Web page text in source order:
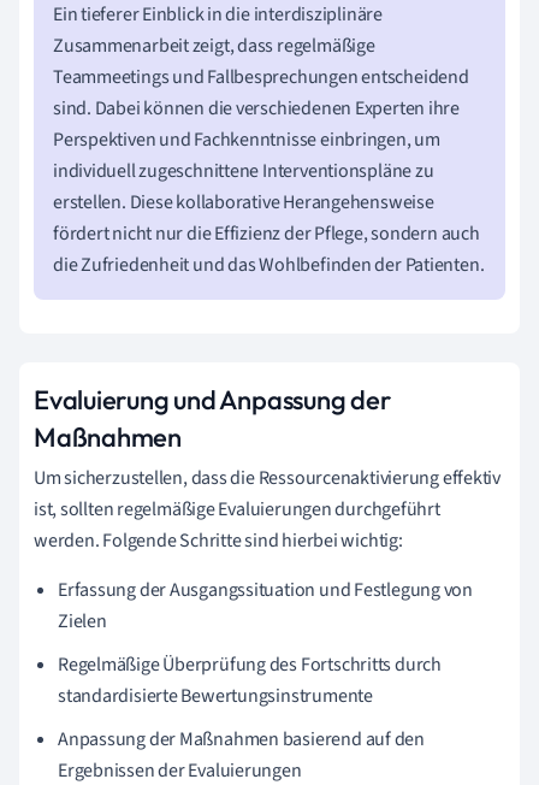
Ein tieferer Einblick in die interdisziplinäre
Zusammenarbeit zeigt, dass regelmäßige
Teammeetings und Fallbesprechungen entscheidend
sind. Dabei können die verschiedenen Experten ihre
Perspektiven und Fachkenntnisse einbringen, um
individuell zugeschnittene Interventionspläne zu
erstellen. Diese kollaborative Herangehensweise
fördert nicht nur die Effizienz der Pflege, sondern auch
die Zufriedenheit und das Wohlbefinden der Patienten.
Evaluierung und Anpassung der
Maßnahmen
Um sicherzustellen, dass die Ressourcenaktivierung effektiv
ist, sollten regelmäßige Evaluierungen durchgeführt
werden. Folgende Schritte sind hierbei wichtig:
Erfassung der Ausgangssituation und Festlegung von
Zielen
Regelmäßige Überprüfung des Fortschritts durch
standardisierte Bewertungsinstrumente
Anpassung der Maßnahmen basierend auf den
Ergebnissen der Evaluierungen